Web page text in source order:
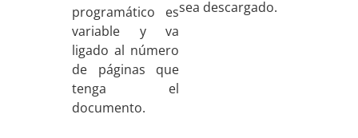
programático es
variable y va
ligado al número
de páginas que
tenga el
documento.
sea descargado.